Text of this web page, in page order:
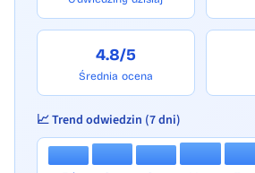
4.8/5
Średnia ocena
📈 Trend odwiedzin (7 dni)